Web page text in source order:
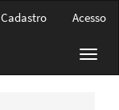
Cadastro Acesso